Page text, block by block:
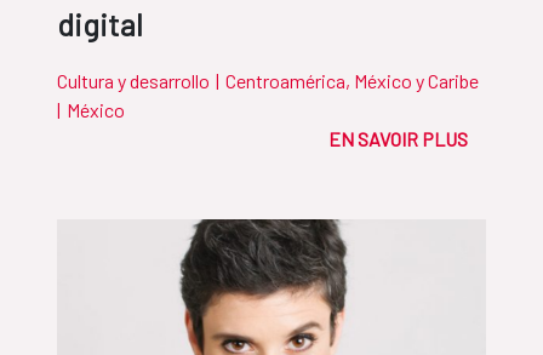
digital
Cultura y desarrollo | Centroamérica, México y Caribe
| México
EN SAVOIR PLUS